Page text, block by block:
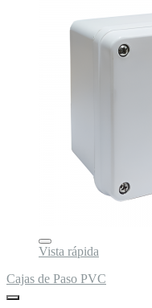
Vista rápida
Cajas de Paso PVC